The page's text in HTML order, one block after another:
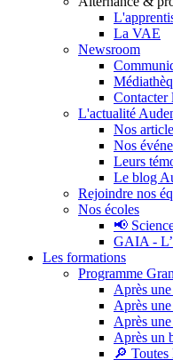
La VAE
Newsroom
Contacter
L'actualité
Nos
Nos
Leurs
Le blog
Rejoindre nos
Nos écoles
📢
GAIA -
Les formations
Programme
Après
Après
Après
Après un
🔎 Toutes